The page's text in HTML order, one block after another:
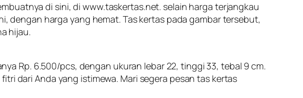
di sini, di www.taskertas.net. selain harga terjangkau
dengan harga yang hemat. Tas kertas pada gambar tersebut,
hijau.
Rp. 6.500/pcs, dengan ukuran lebar 22, tinggi 33, tebal 9 cm.
dari Anda yang istimewa. Mari segera pesan tas kertas